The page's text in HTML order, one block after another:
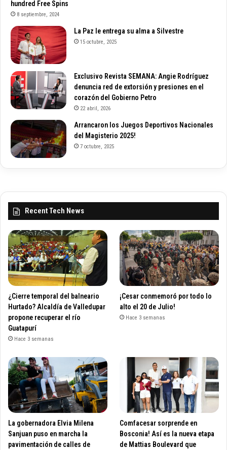
hundred Free Spins
8 septiembre, 2024
La Paz le entrega su alma a Silvestre
15 octubre, 2025
Exclusivo Revista SEMANA: Angie Rodríguez
denuncia red de extorsión y presiones en el
corazón del Gobierno Petro
22 abril, 2026
Arrancaron los Juegos Deportivos Nacionales
del Magisterio 2025!
7 octubre, 2025
Recent Tech News
¿Cierre temporal del balneario
Hurtado? Alcaldía de Valledupar
propone recuperar el río
Guatapurí
Hace 3 semanas
¡Cesar conmemoró por todo lo
alto el 20 de Julio!
Hace 3 semanas
La gobernadora Elvia Milena
Sanjuan puso en marcha la
pavimentación de calles de
Comfacesar sorprende en
Bosconia! Así es la nueva etapa
de Mattias Boulevard que